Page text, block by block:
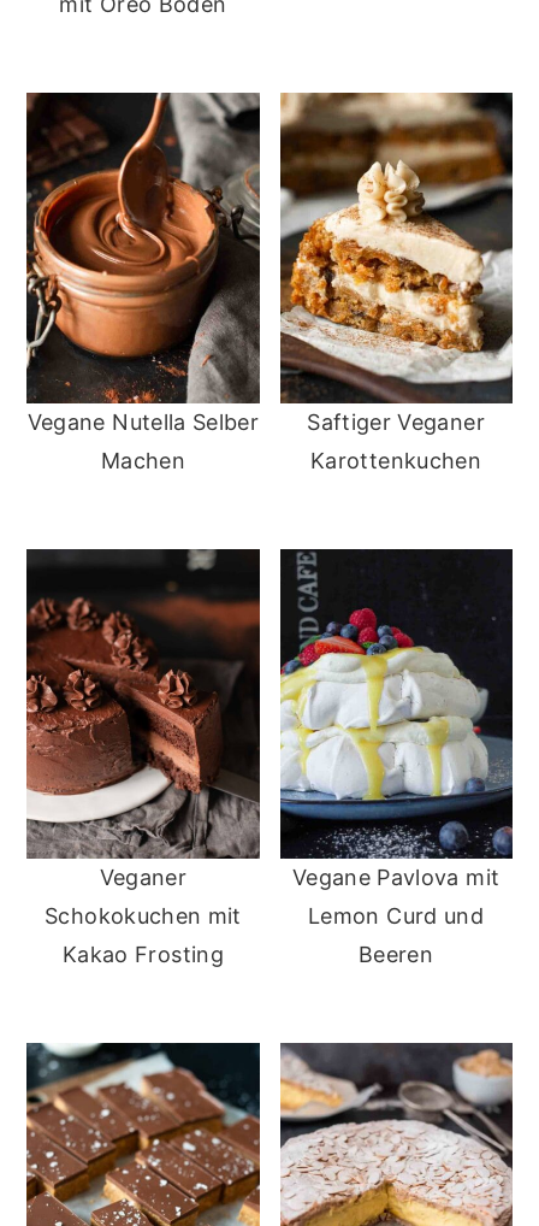
Vegane Nutella Selber
Machen
Saftiger Veganer
Karottenkuchen
Veganer
Schokokuchen mit
Kakao Frosting
Vegane Pavlova mit
Lemon Curd und
Beeren